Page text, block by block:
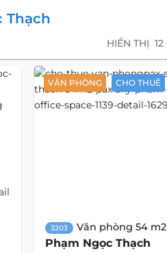
Thạch
HIỂN THỊ 12
VĂN PHÒNG CHO THUÊ
3203 Văn phòng 54 m2
Phạm Ngọc Thạch